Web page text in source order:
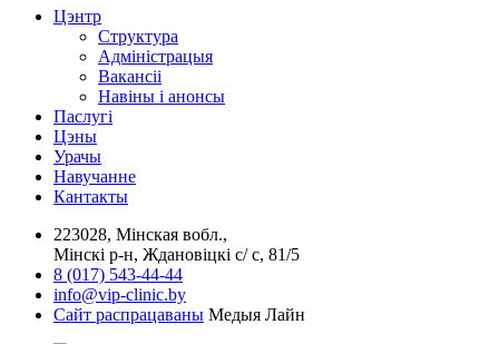
Цэнтр
Структура
Адміністрацыя
Вакансіі
Навіны і анонсы
Паслугi
Цэны
Урачы
Навучанне
Кантакты
223028, Мінская вобл.,
Мінскі р-н, Ждановіцкі с/ с, 81/5
8 (017) 543-44-44
info@vip-clinic.by
Сайт распрацаваны Медыя Лайн